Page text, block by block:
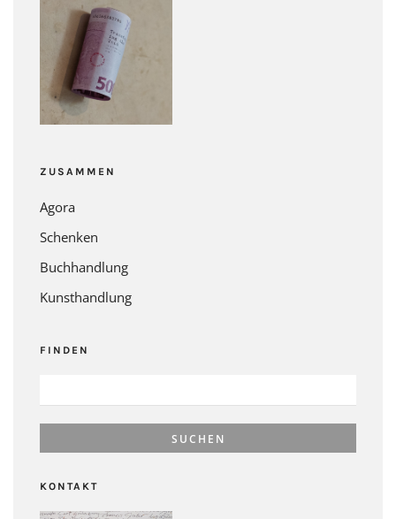
ZUSAMMEN
Agora
Schenken
Buchhandlung
Kunsthandlung
FINDEN
NACH:
KONTAKT